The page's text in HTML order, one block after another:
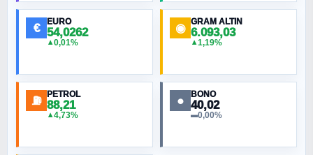
MURAT ÖZKAN
NURETTIN BÖLÜK
€ EURO
54,0262
▲0,01%
◉ GRAM ALTIN
6.093,03
▲1,19%
⛽ PETROL
88,21
▲4,73%
● BONO
40,02
▬0,00%